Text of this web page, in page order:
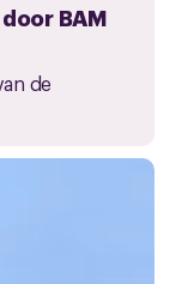
BAM
de